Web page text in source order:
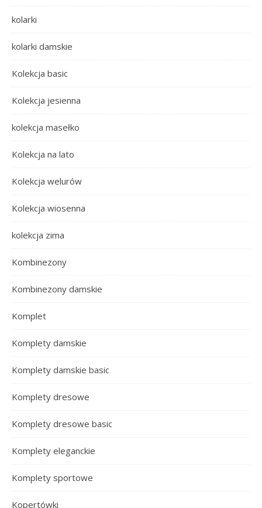
kolarki
kolarki damskie
Kolekcja basic
Kolekcja jesienna
kolekcja masełko
Kolekcja na lato
Kolekcja welurów
Kolekcja wiosenna
kolekcja zima
Kombinezony
Kombinezony damskie
Komplet
Komplety damskie
Komplety damskie basic
Komplety dresowe
Komplety dresowe basic
Komplety eleganckie
Komplety sportowe
Kopertówki